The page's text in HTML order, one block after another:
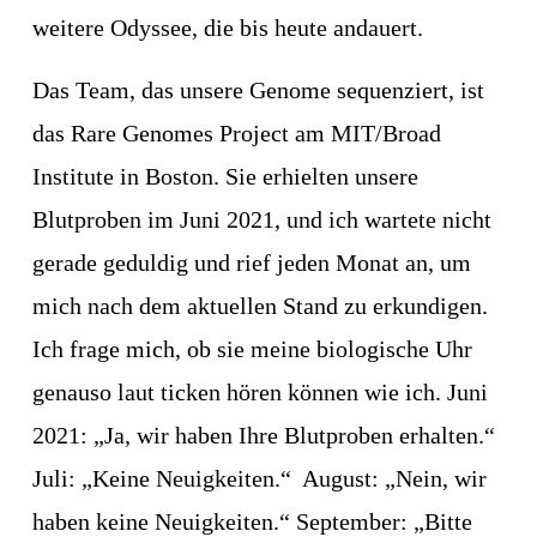
weitere Odyssee, die bis heute andauert.
Das Team, das unsere Genome sequenziert, ist
das Rare Genomes Project am MIT/Broad
Institute in Boston. Sie erhielten unsere
Blutproben im Juni 2021, und ich wartete nicht
gerade geduldig und rief jeden Monat an, um
mich nach dem aktuellen Stand zu erkundigen.
Ich frage mich, ob sie meine biologische Uhr
genauso laut ticken hören können wie ich. Juni
2021: „Ja, wir haben Ihre Blutproben erhalten.“
Juli: „Keine Neuigkeiten.“  August: „Nein, wir
haben keine Neuigkeiten.“ September: „Bitte